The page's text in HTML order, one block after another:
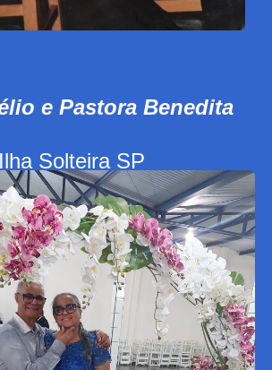
e Pastora Benedita
Ilha Solteira SP